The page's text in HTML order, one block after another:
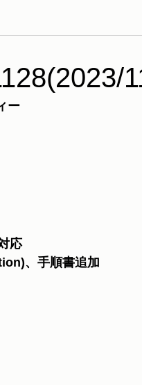
ー
応
、手順書追加